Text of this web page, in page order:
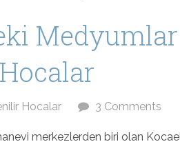
Hocalar 3 Comments
merkezlerden biri olan